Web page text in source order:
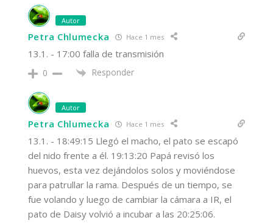
Autor
Petra Chlumecka Hace 1 mes
13.1. - 17:00 falla de transmisión
0 Responder
Autor
Petra Chlumecka Hace 1 mes
13.1. - 18:49:15 Llegó el macho, el pato se escapó
del nido frente a él. 19:13:20 Papá revisó los
huevos, esta vez dejándolos solos y moviéndose
para patrullar la rama. Después de un tiempo, se
fue volando y luego de cambiar la cámara a IR, el
pato de Daisy volvió a incubar a las 20:25:06.